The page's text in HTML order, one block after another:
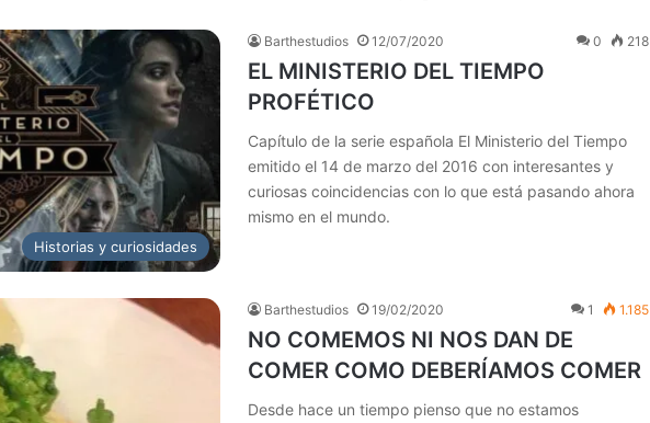
Historias y curiosidades
Barthestudios 12/07/2020 0 218
EL MINISTERIO DEL TIEMPO
PROFÉTICO
Capítulo de la serie española El Ministerio del Tiempo
emitido el 14 de marzo del 2016 con interesantes y
curiosas coincidencias con lo que está pasando ahora
mismo en el mundo.
Barthestudios 19/02/2020 1 1.185
NO COMEMOS NI NOS DAN DE
COMER COMO DEBERÍAMOS COMER
Desde hace un tiempo pienso que no estamos